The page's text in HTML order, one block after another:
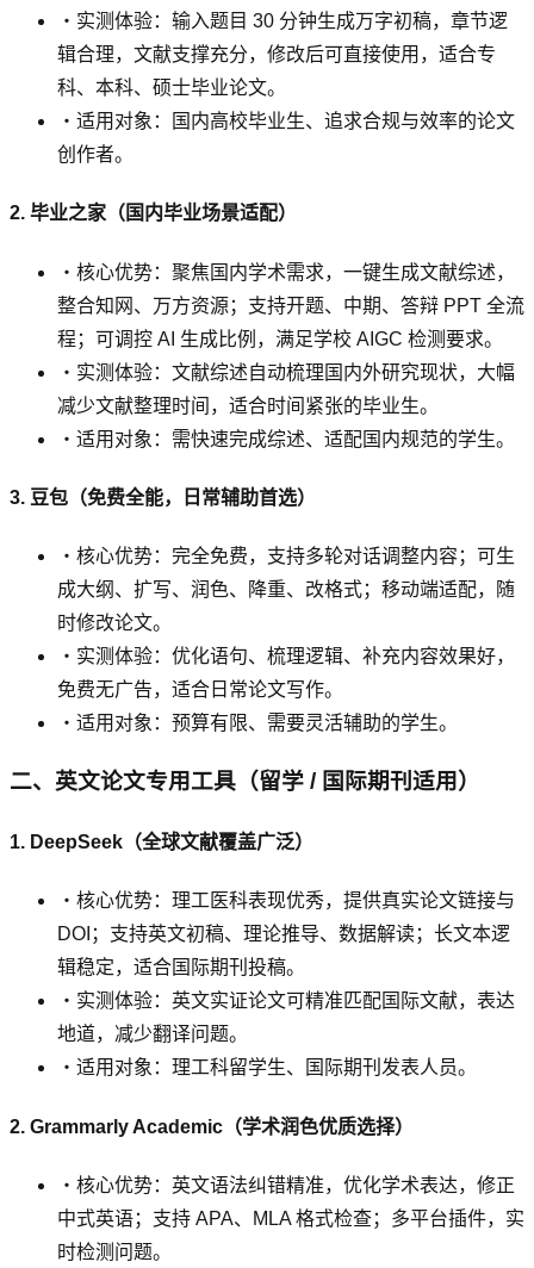
・实测体验：输入题目 30 分钟生成万字初稿，章节逻
辑合理，文献支撑充分，修改后可直接使用，适合专
科、本科、硕士毕业论文。
・适用对象：国内高校毕业生、追求合规与效率的论文
创作者。
2. 毕业之家（国内毕业场景适配）
・核心优势：聚焦国内学术需求，一键生成文献综述，
整合知网、万方资源；支持开题、中期、答辩 PPT 全流
程；可调控 AI 生成比例，满足学校 AIGC 检测要求。
・实测体验：文献综述自动梳理国内外研究现状，大幅
减少文献整理时间，适合时间紧张的毕业生。
・适用对象：需快速完成综述、适配国内规范的学生。
3. 豆包（免费全能，日常辅助首选）
・核心优势：完全免费，支持多轮对话调整内容；可生
成大纲、扩写、润色、降重、改格式；移动端适配，随
时修改论文。
・实测体验：优化语句、梳理逻辑、补充内容效果好，
免费无广告，适合日常论文写作。
・适用对象：预算有限、需要灵活辅助的学生。
二、英文论文专用工具（留学 / 国际期刊适用）
1. DeepSeek（全球文献覆盖广泛）
・核心优势：理工医科表现优秀，提供真实论文链接与
DOI；支持英文初稿、理论推导、数据解读；长文本逻
辑稳定，适合国际期刊投稿。
・实测体验：英文实证论文可精准匹配国际文献，表达
地道，减少翻译问题。
・适用对象：理工科留学生、国际期刊发表人员。
2. Grammarly Academic（学术润色优质选择）
・核心优势：英文语法纠错精准，优化学术表达，修正
中式英语；支持 APA、MLA 格式检查；多平台插件，实
时检测问题。